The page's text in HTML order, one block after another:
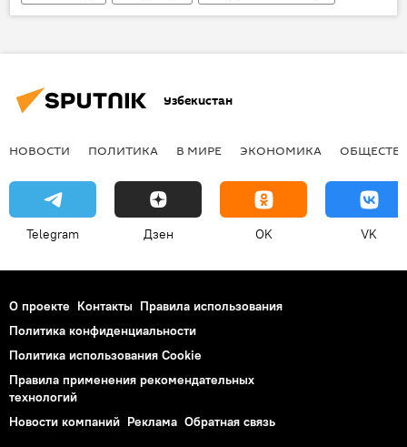
прогноз
прогноз погоды в Ташкенте
Узбекистан
НОВОСТИ ПОЛИТИКА В МИРЕ ЭКОНОМИКА
Telegram Дзен OK VK
О проекте Контакты Правила использования
Политика конфиденциальности
Политика использования Cookie
Правила применения рекомендательных
технологий
Новости компаний Реклама Обратная связь